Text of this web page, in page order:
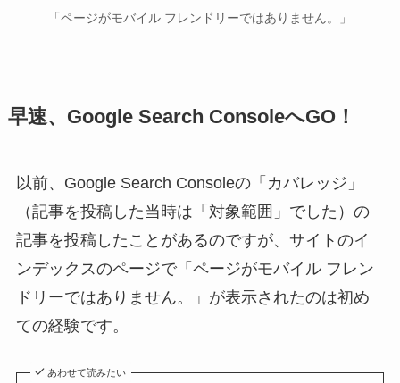
「ページがモバイル フレンドリーではありません。」
早速、Google Search ConsoleへGO！
以前、Google Search Consoleの「カバレッジ」
（記事を投稿した当時は「対象範囲」でした）の
記事を投稿したことがあるのですが、サイトのイ
ンデックスのページで「ページがモバイル フレン
ドリーではありません。」が表示されたのは初め
ての経験です。
あわせて読みたい